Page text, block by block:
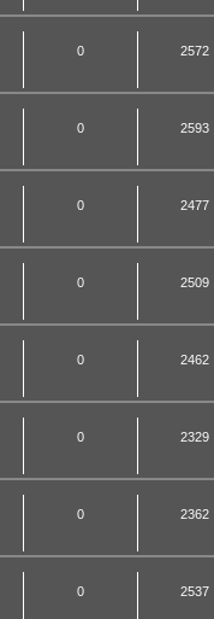
0 2572
0 2593
0 2477
0 2509
0 2462
0 2329
0 2362
0 2537